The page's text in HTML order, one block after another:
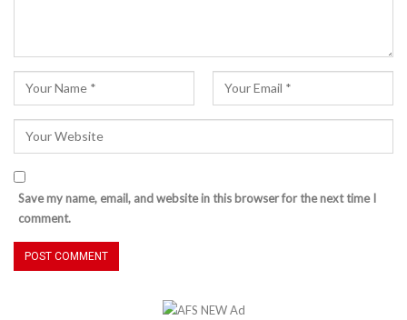
Save my name, email, and website in this browser for the next time I
comment.